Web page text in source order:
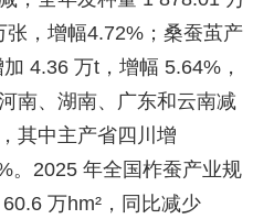
，增幅4.72%；桑蚕茧产
4.36 万t，增幅 5.64%，
南、湖南、广东和云南减
其中主产省四川增
。2025 年全国柞蚕产业规
万hm²，同比减少